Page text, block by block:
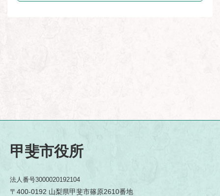
甲斐市役所
法人番号3000020192104
〒400-0192 山梨県甲斐市篠原2610番地